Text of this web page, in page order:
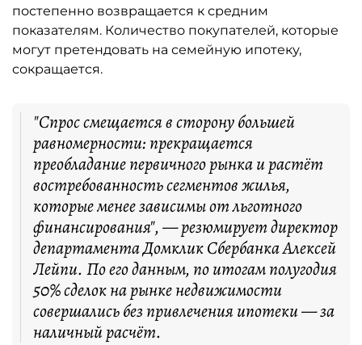
постепенно возвращается к средним
показателям. Количество покупателей, которые
могут претендовать на семейную ипотеку,
сокращается.
"Спрос смещается в сторону большей
равномерности: прекращается
преобладание первичного рынка и растёт
востребованность сегментов жилья,
которые менее зависимы от льготного
финансирования", — резюмирует директор
департамента Домклик Сбербанка Алексей
Лейпи. По его данным, по итогам полугодия
50% сделок на рынке недвижимости
совершались без привлечения ипотеки — за
наличный расчёт.